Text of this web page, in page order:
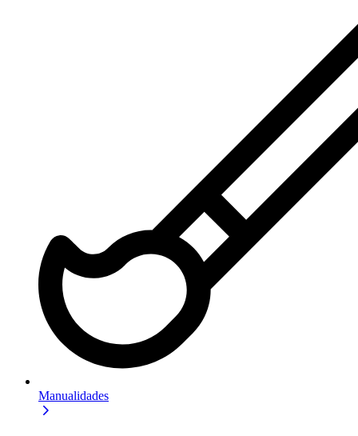
Manualidades